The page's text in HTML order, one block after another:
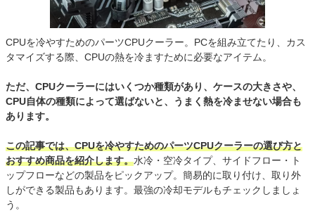
CPUを冷やすためのパーツCPUクーラー。PCを組み立てたり、カス
タマイズする際、CPUの熱を冷ますために必要なアイテム。
ただ、CPUクーラーにはいくつか種類があり、ケースの大きさや、
CPU自体の種類によって選ばないと、うまく熱を冷ませない場合も
あります。
この記事では、CPUを冷やすためのパーツCPUクーラーの選び方と
おすすめ商品を紹介します。水冷・空冷タイプ、サイドフロー・ト
ップフローなどの製品をピックアップ。簡易的に取り付け、取り外
しができる製品もあります。最強の冷却モデルもチェックしましょ
う。